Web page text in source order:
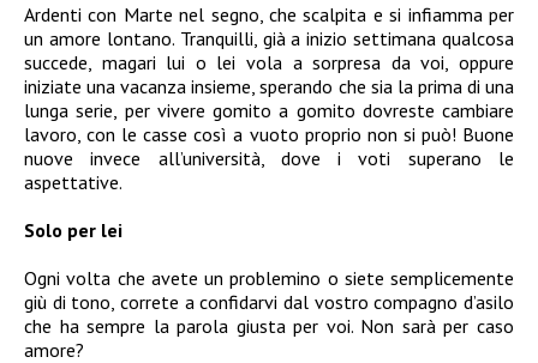
Ardenti con Marte nel segno, che scalpita e si infiamma per
un amore lontano. Tranquilli, già a inizio settimana qualcosa
succede, magari lui o lei vola a sorpresa da voi, oppure
iniziate una vacanza insieme, sperando che sia la prima di una
lunga serie, per vivere gomito a gomito dovreste cambiare
lavoro, con le casse così a vuoto proprio non si può! Buone
nuove invece all’università, dove i voti superano le
aspettative.
Solo per lei
Ogni volta che avete un problemino o siete semplicemente
giù di tono, correte a confidarvi dal vostro compagno d’asilo
che ha sempre la parola giusta per voi. Non sarà per caso
amore?